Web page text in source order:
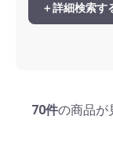
＋詳細検索す
70件の商品が